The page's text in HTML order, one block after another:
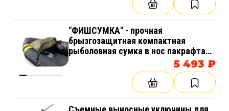
"ФИШСУМКА" - прочная
брызгозащитная компактная
рыболовная сумка в нос пакрафта
(компактный каяк, лодка), байдарки
5 493 ₽